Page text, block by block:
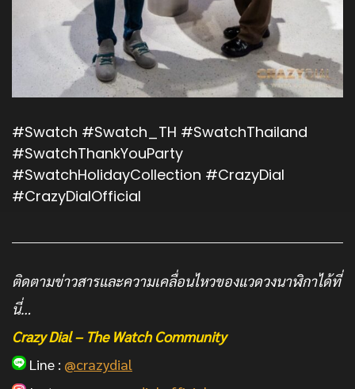
#Swatch #Swatch_TH #SwatchThailand
#SwatchThankYouParty
#SwatchHolidayCollection #CrazyDial
#CrazyDialOfficial
ติดตามข่าวสารและความเคลื่อนไหวของแวดวงนาฬิกาได้ที่
นี่…
Crazy Dial – The Watch Community
Line : @crazydial